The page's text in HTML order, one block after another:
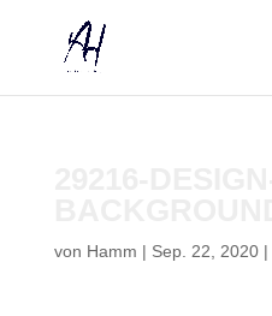
von Hamm | Sep. 22, 2020|